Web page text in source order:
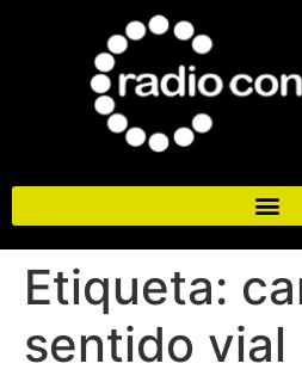
Etiqueta:
sentido vial